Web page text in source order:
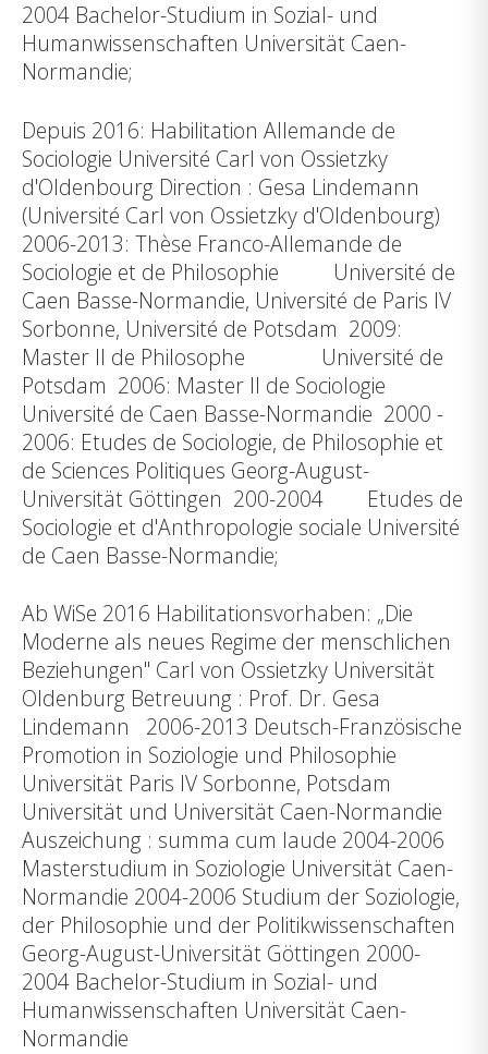
2004 Bachelor-Studium in Sozial- und
Humanwissenschaften Universität Caen-
Normandie;
Depuis 2016: Habilitation Allemande de
Sociologie Université Carl von Ossietzky
d'Oldenbourg Direction : Gesa Lindemann
(Université Carl von Ossietzky d'Oldenbourg)
2006-2013: Thèse Franco-Allemande de
Sociologie et de Philosophie Université de
Caen Basse-Normandie, Université de Paris IV
Sorbonne, Université de Potsdam 2009:
Master II de Philosophe Université de
Potsdam 2006: Master II de Sociologie
Université de Caen Basse-Normandie 2000 -
2006: Etudes de Sociologie, de Philosophie et
de Sciences Politiques Georg-August-
Universität Göttingen 200-2004 Etudes de
Sociologie et d'Anthropologie sociale Université
de Caen Basse-Normandie;
Ab WiSe 2016 Habilitationsvorhaben: „Die
Moderne als neues Regime der menschlichen
Beziehungen" Carl von Ossietzky Universität
Oldenburg Betreuung : Prof. Dr. Gesa
Lindemann 2006-2013 Deutsch-Französische
Promotion in Soziologie und Philosophie
Universität Paris IV Sorbonne, Potsdam
Universität und Universität Caen-Normandie
Auszeichung : summa cum laude 2004-2006
Masterstudium in Soziologie Universität Caen-
Normandie 2004-2006 Studium der Soziologie,
der Philosophie und der Politikwissenschaften
Georg-August-Universität Göttingen 2000-
2004 Bachelor-Studium in Sozial- und
Humanwissenschaften Universität Caen-
Normandie